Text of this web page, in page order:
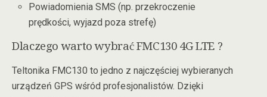
Powiadomienia SMS (np. przekroczenie
prędkości, wyjazd poza strefę)
Dlaczego warto wybrać FMC130 4G LTE ?
Teltonika FMC130 to jedno z najczęściej wybieranych
urządzeń GPS wśród profesjonalistów. Dzięki